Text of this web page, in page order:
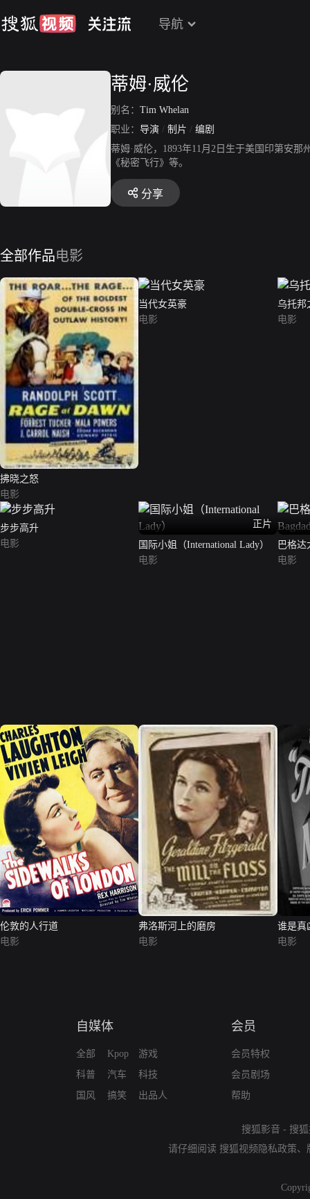
导航
蒂姆·威伦
别名： Tim Whelan
职业： 导演 / 制片 / 编剧
蒂姆·威伦，1893年11月2日生于美国印第安
《秘密飞行》等。
分享
全部作品电影
拂晓之怒
电影
当代女英豪
电影
乌托邦
电影
步步高升
电影
正片
国际小姐（International Lady）
电影
巴格达
Bagdad
电影
伦敦的人行道
电影
弗洛斯河上的磨房
电影
谁是真
电影
自媒体
全部
科普
国风
Kpop
汽车
搞笑
游戏
科技
出品人
会员
会员特权
会员剧场
帮助
搜狐影音 - 搜
请仔细阅读 搜狐视频隐私政策、